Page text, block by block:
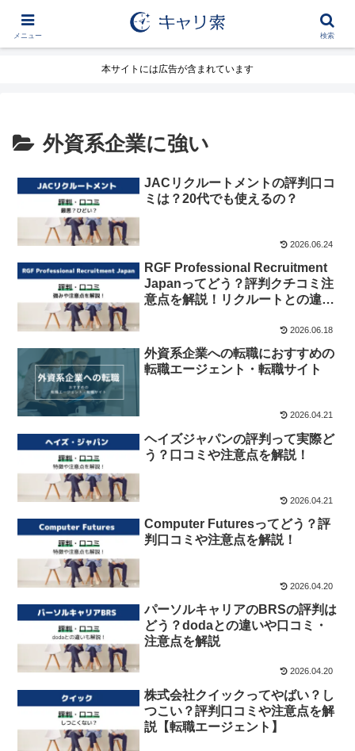
本サイトには広告が含まれています
外資系企業に強い
JACリクルートメントの評判口コ
ミは？20代でも使えるの？
2026.06.24
RGF Professional Recruitment
Japanってどう？評判クチコミ注
意点を解説！リクルートとの違い
2026.06.18
外資系企業への転職におすすめの
転職エージェント・転職サイト
2026.04.21
ヘイズジャパンの評判って実際ど
う？口コミや注意点を解説！
2026.04.21
Computer Futuresってどう？評
判口コミや注意点を解説！
2026.04.20
パーソルキャリアのBRSの評判は
どう？dodaとの違いや口コミ・
注意点を解説
2026.04.20
株式会社クイックってやばい？し
つこい？評判口コミや注意点を解
説【転職エージェント】
メニュー 検索